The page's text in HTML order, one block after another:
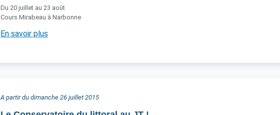
Du 20 juillet au 23 août
Cours Mirabeau à Narbonne
En savoir plus
A partir du dimanche 26 juillet 2015